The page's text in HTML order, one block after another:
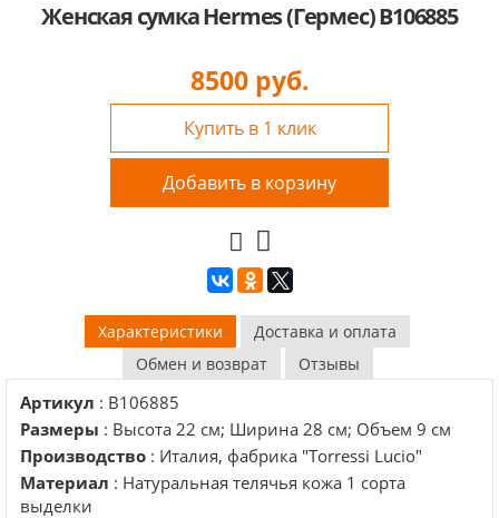
Женская сумка Hermes (Гермес) B106885
8500руб.
Купить в 1 клик
Добавить в корзину
Характеристики
Доставка и оплата
Обмен и возврат
Отзывы
Артикул : B106885
Размеры : Высота 22 см; Ширина 28 см; Объем 9 см
Производство : Италия, фабрика "Torressi Lucio"
Материал : Натуральная телячья кожа 1 сорта
выделки